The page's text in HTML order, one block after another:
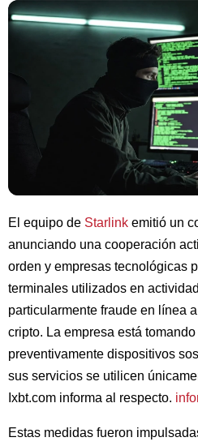
El equipo de Starlink emitió un
anunciando una cooperación
orden y empresas tecnológicas
terminales utilizados en
particularmente fraude en línea
cripto. La empresa está
preventivamente dispositivos
sus servicios se utilicen
Ixbt.com informa al respecto.
Estas medidas fueron